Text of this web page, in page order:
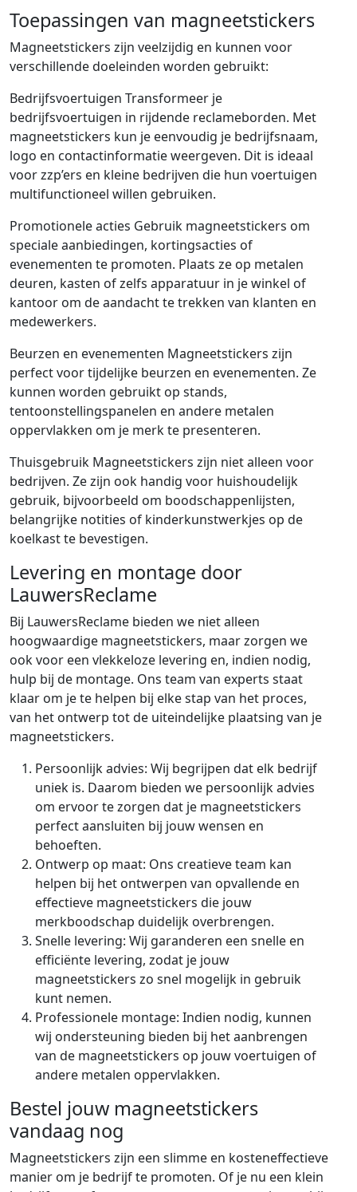
Toepassingen van magneetstickers
Magneetstickers zijn veelzijdig en kunnen voor
verschillende doeleinden worden gebruikt:
Bedrijfsvoertuigen Transformeer je
bedrijfsvoertuigen in rijdende reclameborden. Met
magneetstickers kun je eenvoudig je bedrijfsnaam,
logo en contactinformatie weergeven. Dit is ideaal
voor zzp’ers en kleine bedrijven die hun voertuigen
multifunctioneel willen gebruiken.
Promotionele acties Gebruik magneetstickers om
speciale aanbiedingen, kortingsacties of
evenementen te promoten. Plaats ze op metalen
deuren, kasten of zelfs apparatuur in je winkel of
kantoor om de aandacht te trekken van klanten en
medewerkers.
Beurzen en evenementen Magneetstickers zijn
perfect voor tijdelijke beurzen en evenementen. Ze
kunnen worden gebruikt op stands,
tentoonstellingspanelen en andere metalen
oppervlakken om je merk te presenteren.
Thuisgebruik Magneetstickers zijn niet alleen voor
bedrijven. Ze zijn ook handig voor huishoudelijk
gebruik, bijvoorbeeld om boodschappenlijsten,
belangrijke notities of kinderkunstwerkjes op de
koelkast te bevestigen.
Levering en montage door
LauwersReclame
Bij LauwersReclame bieden we niet alleen
hoogwaardige magneetstickers, maar zorgen we
ook voor een vlekkeloze levering en, indien nodig,
hulp bij de montage. Ons team van experts staat
klaar om je te helpen bij elke stap van het proces,
van het ontwerp tot de uiteindelijke plaatsing van je
magneetstickers.
Persoonlijk advies: Wij begrijpen dat elk bedrijf
uniek is. Daarom bieden we persoonlijk advies
om ervoor te zorgen dat je magneetstickers
perfect aansluiten bij jouw wensen en
behoeften.
Ontwerp op maat: Ons creatieve team kan
helpen bij het ontwerpen van opvallende en
effectieve magneetstickers die jouw
merkboodschap duidelijk overbrengen.
Snelle levering: Wij garanderen een snelle en
efficiënte levering, zodat je jouw
magneetstickers zo snel mogelijk in gebruik
kunt nemen.
Professionele montage: Indien nodig, kunnen
wij ondersteuning bieden bij het aanbrengen
van de magneetstickers op jouw voertuigen of
andere metalen oppervlakken.
Bestel jouw magneetstickers
vandaag nog
Magneetstickers zijn een slimme en kosteneffectieve
manier om je bedrijf te promoten. Of je nu een klein